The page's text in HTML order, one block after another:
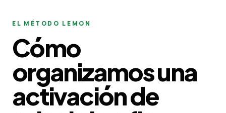
EL MÉTODO LEMON
Cómo
organizamos una
activación de